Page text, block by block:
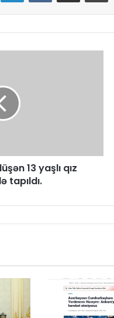
13 yaşlı qız
tapıldı.